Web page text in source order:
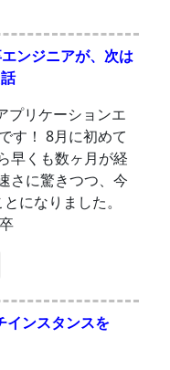
ンジニアが、次は
プリケーションエ
す！ 8月に初めて
早くも数ヶ月が経
さに驚きつつ、今
になりました。
インスタンスを